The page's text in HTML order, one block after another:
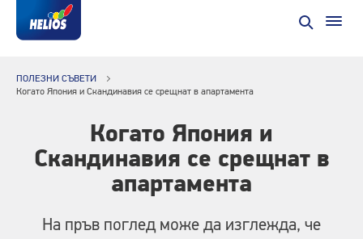
ПОЛЕЗНИ СЪВЕТИ
Когато Япония и Скандинавия се срещнат в апартамента
Когато Япония и
Скандинавия се срещнат в
апартамента
На пръв поглед може да изглежда, че